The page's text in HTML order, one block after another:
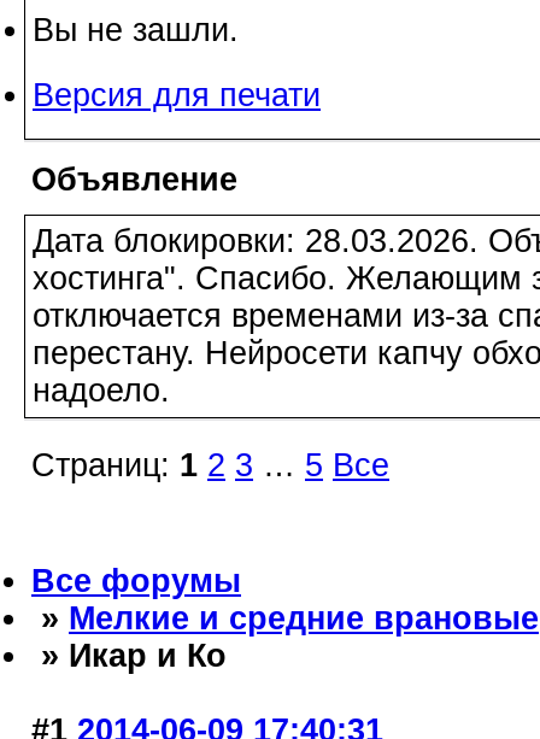
Вы не зашли.
Версия для печати
Объявление
Дата блокировки: 28.03.2026.
хостинга". Спасибо. Желающим
отключается временами из-за
перестану. Нейросети капчу
надоело.
Страниц: 1 2 3 … 5 Все
Все форумы
» Мелкие и средние врановые
» Икар и Ко
#1 2014-06-09 17:40:31